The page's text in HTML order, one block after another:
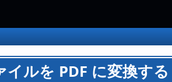
ルを PDF に変換する